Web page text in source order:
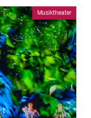
Musiktheater